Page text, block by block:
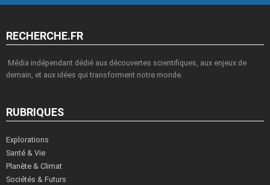
RECHERCHE.FR
Média indépendant dédié aux découvertes scientifiques, aux enjeux de
demain, et aux idées qui transforment notre monde.
RUBRIQUES
Explorations
Santé & Vie
Planète & Climat
Sociétés & Futurs